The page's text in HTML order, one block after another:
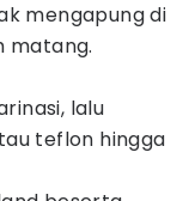
mengapung di
matang.
lalu
teflon hingga